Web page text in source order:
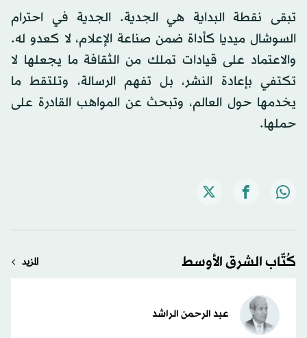
تبقى نقطة البداية هي الجدية. الجدية في احترام
السوشال ميديا كأداة ضمن صناعة الإعلام، لا كعدو له.
والاعتماد على قيادات تملك من الثقافة ما يجعلها لا
تكتفي بإعادة النشر، بل تفهم الرسالة، وتلتقط ما
يخدمها حول العالم، وتبحث عن المواهب القادرة على
حملها.
كُتّاب الشرق الأوسط المزيد
عبد الرحمن الراشد